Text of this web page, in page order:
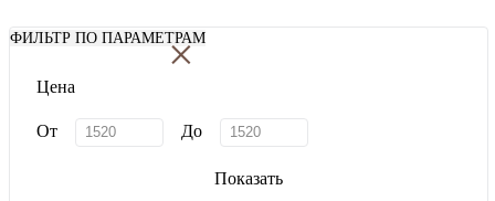
ФИЛЬТР ПО ПАРАМЕТРАМ
×
Цена
От До
Показать